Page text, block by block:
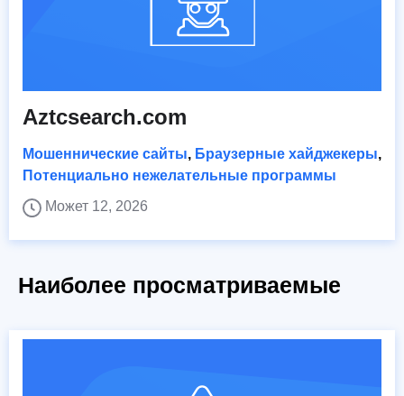
Aztcsearch.com
Мошеннические сайты, Браузерные хайджекеры,
Потенциально нежелательные программы
Может 12, 2026
Наиболее просматриваемые